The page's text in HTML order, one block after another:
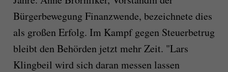
Bürgerbewegung Finanzwende, bezeichnete dies
als großen Erfolg. Im Kampf gegen Steuerbetrug
bleibt den Behörden jetzt mehr Zeit. "Lars
Klingbeil wird sich daran messen lassen